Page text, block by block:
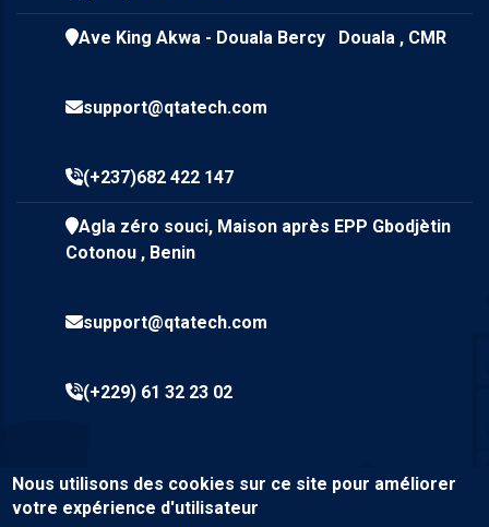
Ave King Akwa - Douala Bercy Douala , CMR
support@qtatech.com
(+237)682 422 147
Agla zéro souci, Maison après EPP Gbodjètin
Cotonou , Benin
support@qtatech.com
(+229) 61 32 23 02
Nous utilisons des cookies sur ce site pour améliorer
votre expérience d'utilisateur